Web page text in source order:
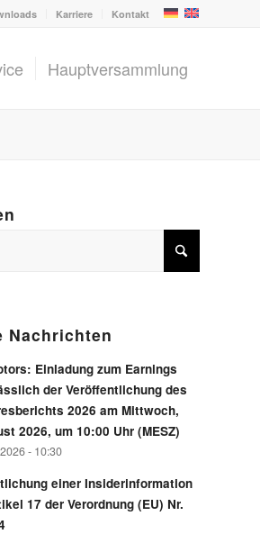
Karriere Kontakt
Hauptversammlung
Nachrichten
Einladung zum Earnings
der Veröffentlichung des
2026 am Mittwoch,
2026, um 10:00 Uhr (MESZ)
- 10:30
einer Insiderinformation
17 der Verordnung (EU) Nr.